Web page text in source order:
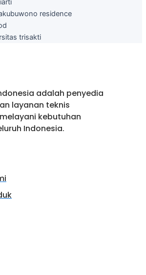
adalah penyedia
layanan teknis
kebutuhan
Indonesia.